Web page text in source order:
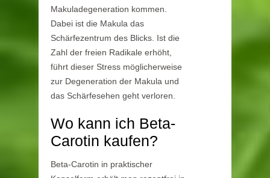
Makuladegeneration kommen.
Dabei ist die Makula das
Schärfezentrum des Blicks. Ist die
Zahl der freien Radikale erhöht,
führt dieser Stress möglicherweise
zur Degeneration der Makula und
das Schärfesehen geht verloren.
Wo kann ich Beta-
Carotin kaufen?
Beta-Carotin in praktischer